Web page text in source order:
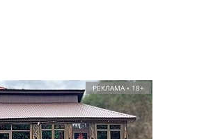
РЕКЛАМА • 18+